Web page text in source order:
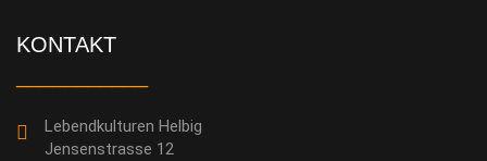
KONTAKT
Lebendkulturen Helbig
Jensenstrasse 12